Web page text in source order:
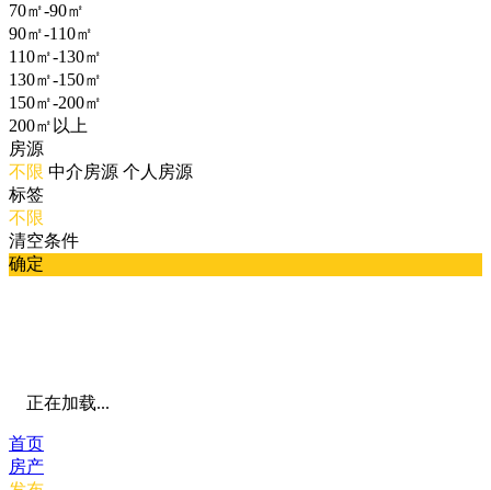
70㎡-90㎡
90㎡-110㎡
110㎡-130㎡
130㎡-150㎡
150㎡-200㎡
200㎡以上
房源
不限 中介房源 个人房源
标签
不限
清空条件
确定
正在加载...
首页
房产